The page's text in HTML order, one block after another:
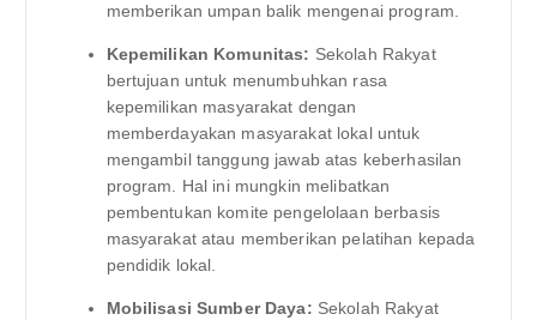
memberikan umpan balik mengenai program.
Kepemilikan Komunitas: Sekolah Rakyat
bertujuan untuk menumbuhkan rasa
kepemilikan masyarakat dengan
memberdayakan masyarakat lokal untuk
mengambil tanggung jawab atas keberhasilan
program. Hal ini mungkin melibatkan
pembentukan komite pengelolaan berbasis
masyarakat atau memberikan pelatihan kepada
pendidik lokal.
Mobilisasi Sumber Daya: Sekolah Rakyat